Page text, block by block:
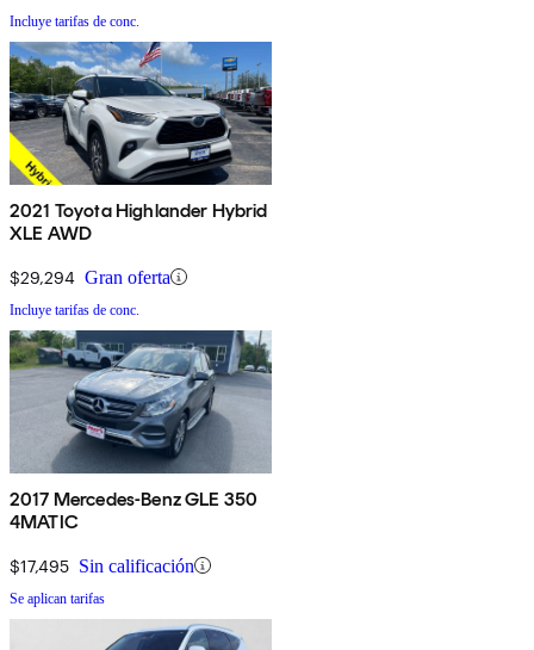
Incluye tarifas de conc.
2021 Toyota Highlander Hybrid
XLE AWD
$29,294 Gran oferta
Incluye tarifas de conc.
2017 Mercedes-Benz GLE 350
4MATIC
$17,495 Sin calificación
Se aplican tarifas